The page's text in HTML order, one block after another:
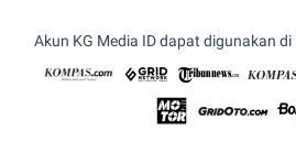
Akun KG Media ID dapat digunakan